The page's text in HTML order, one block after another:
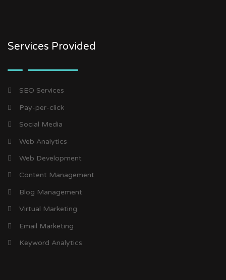
Services Provided
SEO Services
Pay-per-click
Social Media
Web Analytics
Web Development
Content Management
Blog Management
Virtual Marketing
Email Marketing
Keyword Analytics